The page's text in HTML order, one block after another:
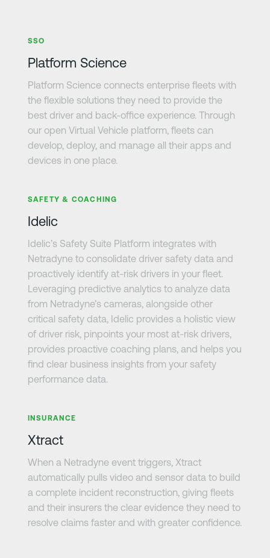
SSO
Platform Science
Platform Science connects enterprise fleets with
the flexible solutions they need to provide the
best driver and back-office experience. Through
our open Virtual Vehicle platform, fleets can
develop, deploy, and manage all their apps and
devices in one place.
SAFETY & COACHING
Idelic
Idelic’s Safety Suite Platform integrates with
Netradyne to consolidate driver safety data and
proactively identify at-risk drivers in your fleet.
Leveraging predictive analytics to analyze data
from Netradyne’s cameras, alongside other
critical safety data, Idelic provides a holistic view
of driver risk, pinpoints your most at-risk drivers,
provides proactive coaching plans, and helps you
find clear business insights from your safety
performance data.
INSURANCE
Xtract
When a Netradyne event triggers, Xtract
automatically pulls video and sensor data to build
a complete incident reconstruction, giving fleets
and their insurers the clear evidence they need to
resolve claims faster and with greater confidence.